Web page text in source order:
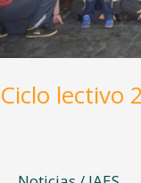
Ciclo lectivo